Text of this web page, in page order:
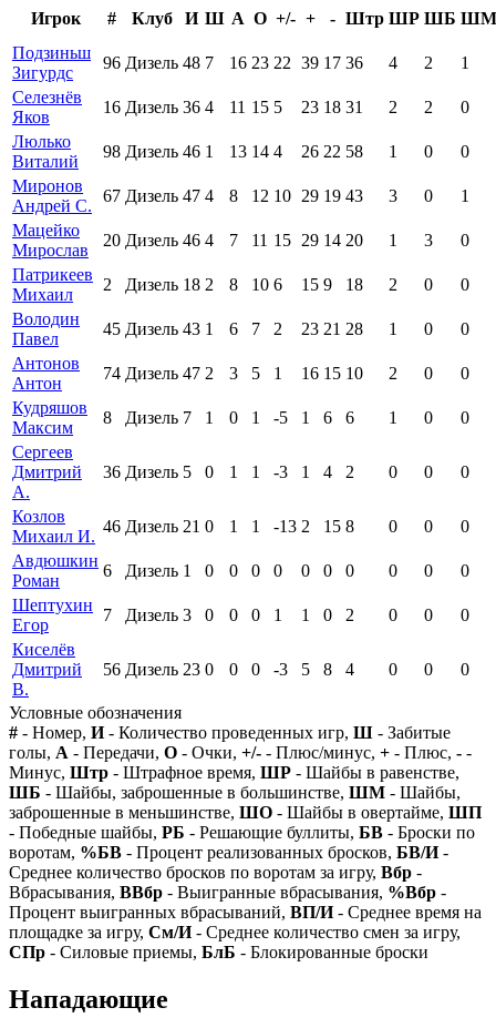
Игрок # Клуб И Ш А О +/- + - Штр ШР ШБ ШМ
Подзиньш
Зигурдс
96 Дизель 48 7 16 23 22 39 17 36 4 2
1
Селезнёв
Яков
16 Дизель 36 4 11 15 5 23 18 31 2 2
0
Люлько
Виталий
98 Дизель 46 1 13 14 4 26 22 58 1 0
0
Миронов
Андрей С.
67 Дизель 47 4 8 12 10 29 19 43 3 0
1
Мацейко
Мирослав
20 Дизель 46 4 7 11 15 29 14 20 1 3
0
Патрикеев
Михаил
2 Дизель 18 2 8 10 6 15 9 18 2 0
0
Володин
Павел
45 Дизель 43 1 6 7 2 23 21 28 1 0
0
Антонов
Антон
74 Дизель 47 2 3 5 1 16 15 10 2 0
0
Кудряшов
Максим
8 Дизель 7 1 0 1 -5 1 6 6 1 0
0
Сергеев
Дмитрий
А.
36 Дизель 5 0 1 1 -3 1 4 2 0 0 0
Козлов
Михаил И.
46 Дизель 21 0 1 1 -13 2 15 8 0 0
0
Авдюшкин
Роман
6 Дизель 1 0 0 0 0 0 0 0 0 0
0
Шептухин
Егор
7 Дизель 3 0 0 0 1 1 0 2 0 0
0
Киселёв
Дмитрий
В.
56 Дизель 23 0 0 0 -3 5 8 4 0 0 0
Условные обозначения
# - Номер, И- Количество проведенных игр, Ш - Забитые
голы, А - Передачи, О - Очки, +/- - Плюс/минус, + - Плюс, - -
Минус, Штр - Штрафное время, ШР - Шайбы в равенстве,
ШБ - Шайбы, заброшенные в большинстве, ШМ - Шайбы,
заброшенные в меньшинстве, ШО - Шайбы в овертайме, ШП
- Победные шайбы, РБ - Решающие буллиты, БВ - Броски по
воротам, %БВ - Процент реализованных бросков, БВ/И-
Среднее количество бросков по воротам за игру, Вбр -
Вбрасывания, ВВбр - Выигранные вбрасывания, %Вбр -
Процент выигранных вбрасываний, ВП/И- Среднее время на
площадке за игру, См/И- Среднее количество смен за игру,
СПр - Силовые приемы, БлБ - Блокированные броски
Нападающие